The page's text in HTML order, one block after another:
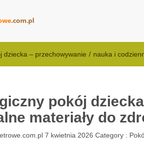
dziecka – przechowywanie / nauka i
pokój
materiały do
7 kwietnia 2026 Category :